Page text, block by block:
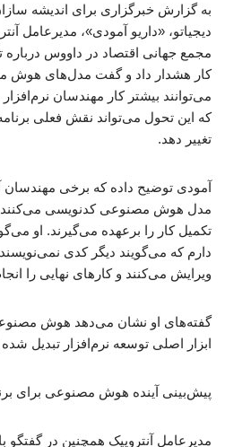
به گزارش خبرگزاری برای اندیشه
دیجیاتو، «داریو آمودی»، مدیرعامل
مجمع جهانی اقتصاد در داووس درباره
می‌توانند بیشتر کار مهندسان نرم‌افزار
که این تحول می‌تواند نقش فعلی
تغییر دهد.
آمودی توضیح داده که برخی مهندسان
مدل هوش مصنوعی کدنویسی
تکمیل کار را برعهده می‌گیرند. او
دارم که می‌گویند دیگر کدی
ویرایش می‌کنند و کارهای نهایی را
گفته‌های او نشان می‌دهد هوش
ابزار اصلی توسعه نرم‌افزار تبدیل
پیش‌بینی آینده هوش مصنوعی برای
مدیرعامل آنتروپیک همچنین در گفتگو